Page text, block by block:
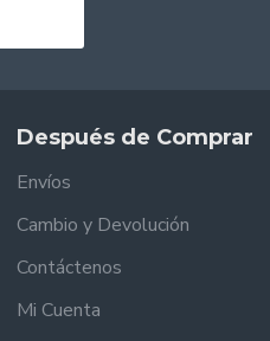
Después de Comprar
Envíos
Cambio y Devolución
Contáctenos
Mi Cuenta